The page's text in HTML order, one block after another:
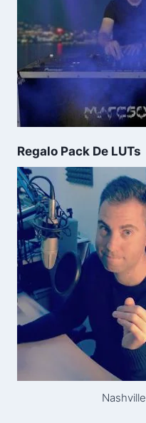
Regalo Pack De LUTs
Nashville